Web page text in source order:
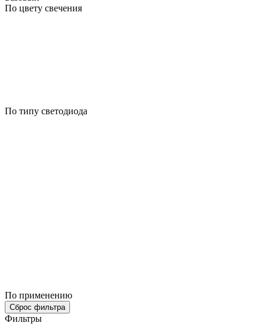
По цвету свечения
По типу светодиода
По применению
Сброс фильтра
Фильтры